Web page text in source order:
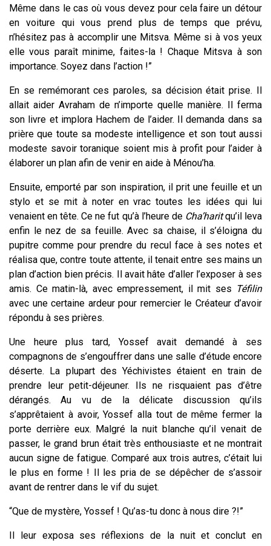
Même dans le cas où vous devez pour cela faire un détour
en voiture qui vous prend plus de temps que prévu,
n’hésitez pas à accomplir une Mitsva. Même si à vos yeux
elle vous paraît minime, faites-la ! Chaque Mitsva à son
importance. Soyez dans l’action !”
En se remémorant ces paroles, sa décision était prise. Il
allait aider Avraham de n’importe quelle manière. Il ferma
son livre et implora Hachem de l’aider. Il demanda dans sa
prière que toute sa modeste intelligence et son tout aussi
modeste savoir toranique soient mis à profit pour l’aider à
élaborer un plan afin de venir en aide à Ménou’ha.
Ensuite, emporté par son inspiration, il prit une feuille et un
stylo et se mit à noter en vrac toutes les idées qui lui
venaient en tête. Ce ne fut qu’à l’heure de Cha’haritqu’il leva
enfin le nez de sa feuille. Avec sa chaise, il s’éloigna du
pupitre comme pour prendre du recul face à ses notes et
réalisa que, contre toute attente, il tenait entre ses mains un
plan d’action bien précis. Il avait hâte d’aller l’exposer à ses
amis. Ce matin-là, avec empressement, il mit ses Téfilin
avec une certaine ardeur pour remercier le Créateur d’avoir
répondu à ses prières.
Une heure plus tard, Yossef avait demandé à ses
compagnons de s’engouffrer dans une salle d’étude encore
déserte. La plupart des Yéchivistes étaient en train de
prendre leur petit-déjeuner. Ils ne risquaient pas d’être
dérangés. Au vu de la délicate discussion qu’ils
s’apprêtaient à avoir, Yossef alla tout de même fermer la
porte derrière eux. Malgré la nuit blanche qu’il venait de
passer, le grand brun était très enthousiaste et ne montrait
aucun signe de fatigue. Comparé aux trois autres, c’était lui
le plus en forme ! Il les pria de se dépêcher de s’assoir
avant de rentrer dans le vif du sujet.
“Que de mystère, Yossef ! Qu’as-tu donc à nous dire ?!”
Il leur exposa ses réflexions de la nuit et conclut en